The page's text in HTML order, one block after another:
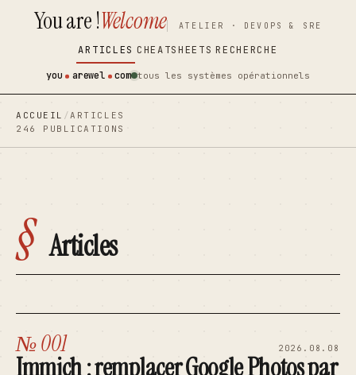
contenu
principal
contenu
principal
You are !Welcome ATELIER · DEVOPS & SRE
ARTICLES CHEATSHEETS RECHERCHE
you
arewel com tous les systèmes opérationnels
ACCUEIL /ARTICLES
246 PUBLICATIONS
§ Articles
№ 001 2026.08.08
Immich : remplacer Google Photos par